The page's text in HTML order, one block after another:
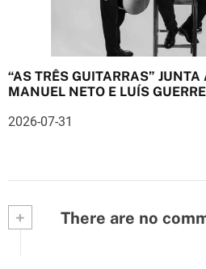
“AS TRÊS GUITARRAS” JUNTA
MANUEL NETO E LUÍS
2026-07-31
+ There are no